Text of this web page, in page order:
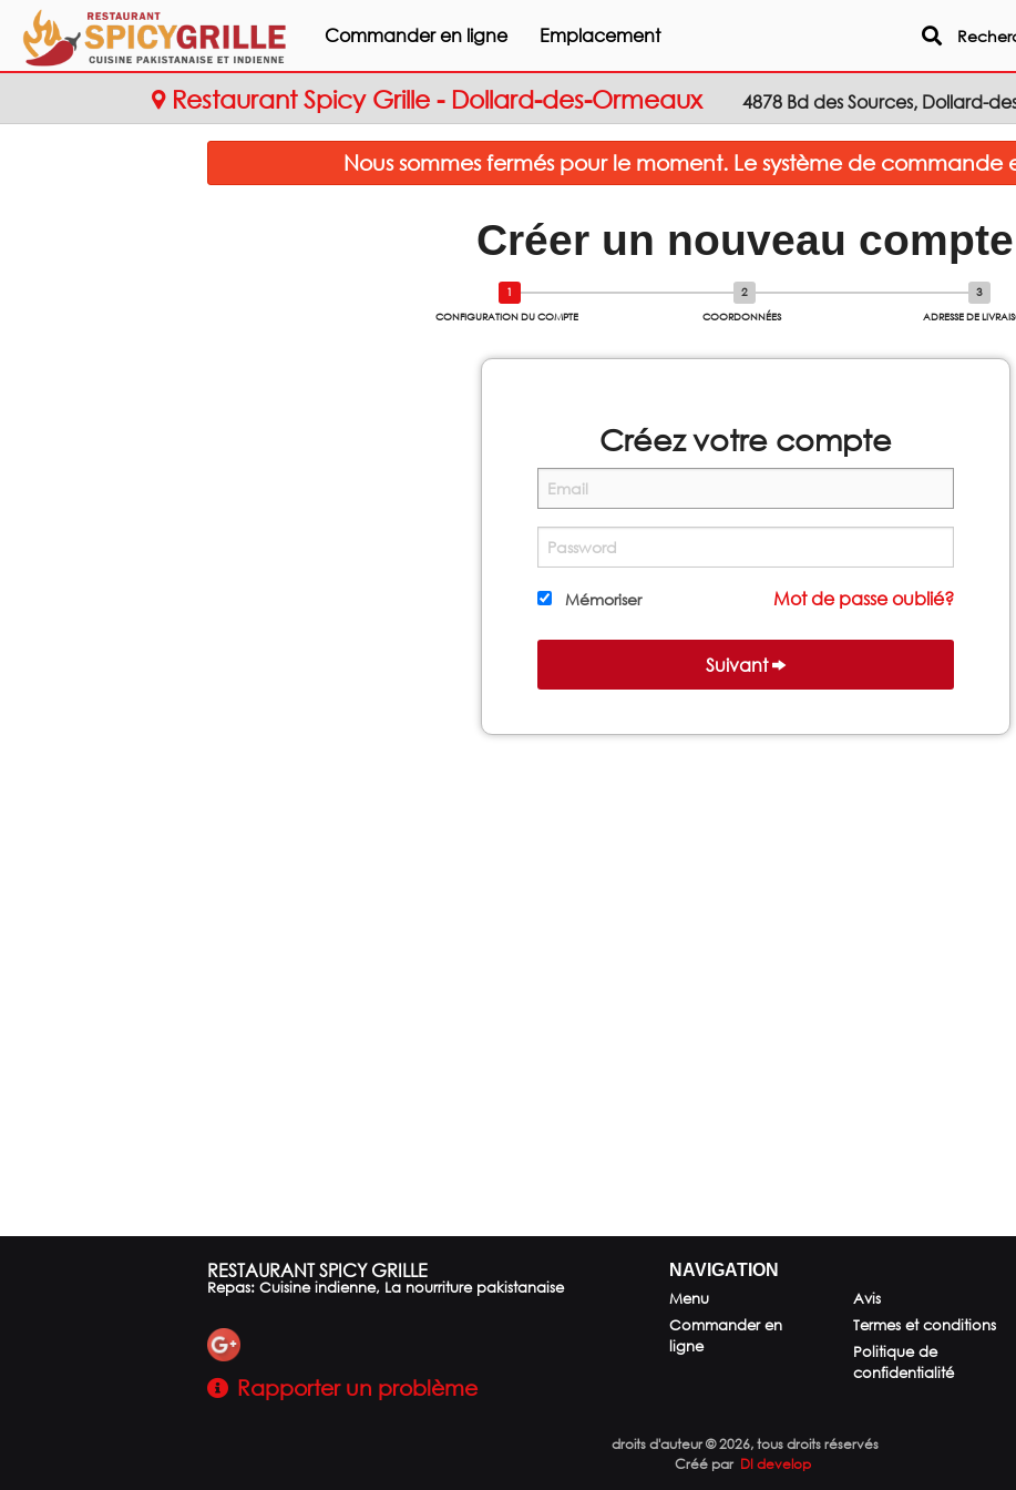
Commander en ligne Emplacement
Restaurant Spicy Grille - Dollard-des-Ormeaux 4878 Bd des Sources, Dollard-
Nous sommes fermés pour le moment. Le système de commande
Créer un nouveau compte
CONFIGURATION DU COMPTE COORDONNÉES ADRESSE DE
Créez votre compte
Mémoriser Mot de passe oublié?
Suivant
RESTAURANT SPICY GRILLE
Repas: Cuisine indienne, La nourriture pakistanaise
Rapporter un problème
NAVIGATION
Menu
Commander en
ligne
Avis
Termes et conditions
Politique de
confidentialité
droits d'auteur © 2026, tous droits réservés
Créé par DI develop